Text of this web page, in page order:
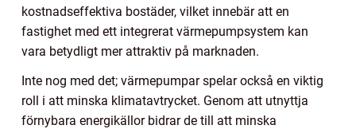
kostnadseffektiva bostäder, vilket innebär att en
fastighet med ett integrerat värmepumpsystem kan
vara betydligt mer attraktiv på marknaden.
Inte nog med det; värmepumpar spelar också en viktig
roll i att minska klimatavtrycket. Genom att utnyttja
förnybara energikällor bidrar de till att minska